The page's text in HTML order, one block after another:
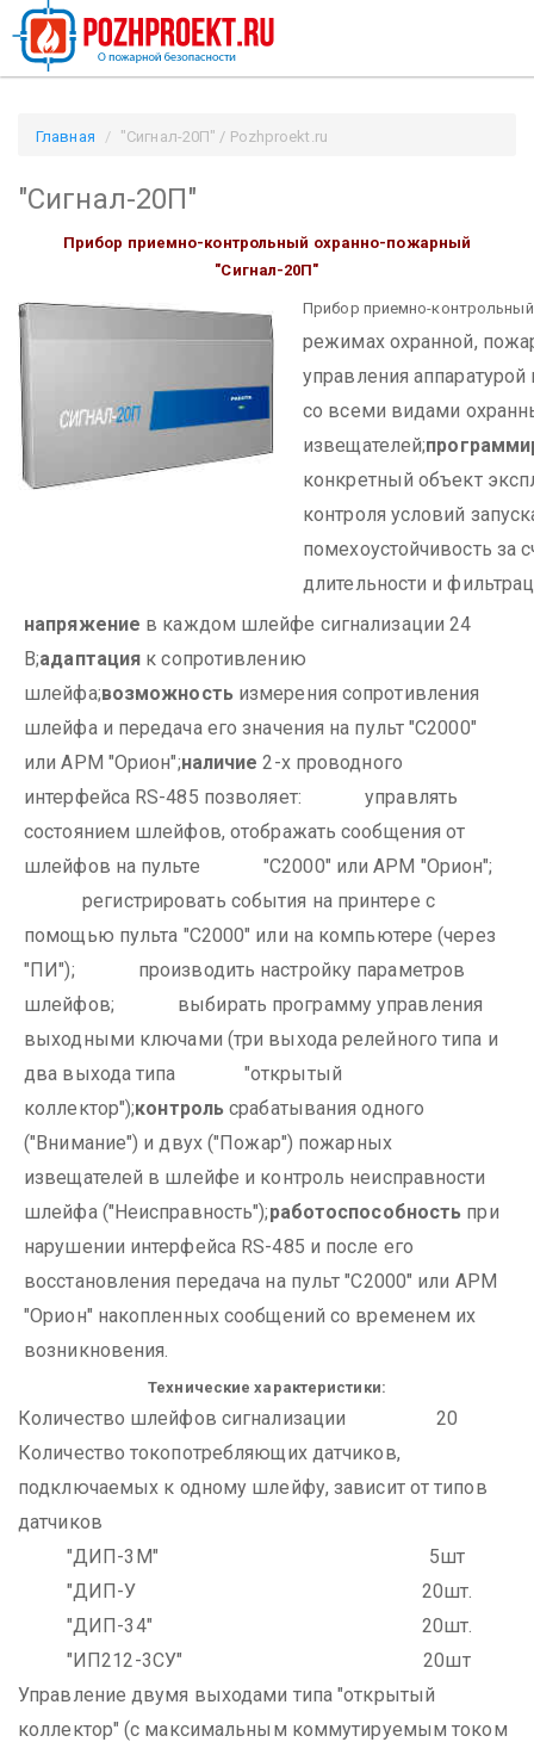
Главная "Сигнал-20П" / Pozhproekt.ru
"Сигнал-20П"
Прибор приемно-контрольный охранно-пожарный
"Сигнал-20П"
Прибор приемно-
режимах охранной,
управления
со всеми видами
извещателей;
конкретный объект
контроля условий
помехоустойчивость за
длительности и
напряжение в каждом шлейфе сигнализации 24
В;адаптация к сопротивлению
шлейфа;возможностьизмерения сопротивления
шлейфа и передача его значения на пульт "С2000"
или АРМ "Орион";наличие 2-х проводного
интерфейса RS-485 позволяет: управлять
состоянием шлейфов, отображать сообщения от
шлейфов на пульте "С2000" или АРМ "Орион";
регистрировать события на принтере с
помощью пульта "С2000" или на компьютере (через
"ПИ"); производить настройку параметров
шлейфов; выбирать программу управления
выходными ключами (три выхода релейного типа и
два выхода типа "открытый
коллектор");контроль срабатывания одного
("Внимание") и двух ("Пожар") пожарных
извещателей в шлейфе и контроль неисправности
шлейфа ("Неисправность");работоспособность при
нарушении интерфейса RS-485 и после его
восстановления передача на пульт "С2000" или АРМ
"Орион" накопленных сообщений со временем их
возникновения.
Технические характеристики:
Количество шлейфов сигнализации
20
Количество токопотребляющих датчиков,
подключаемых к одному шлейфу, зависит от типов
датчиков
"ДИП-3М"
5шт
"ДИП-У
20шт.
"ДИП-34"
20шт.
"ИП212-3СУ"
20шт
Управление двумя выходами типа "открытый
коллектор" (с максимальным коммутируемым током